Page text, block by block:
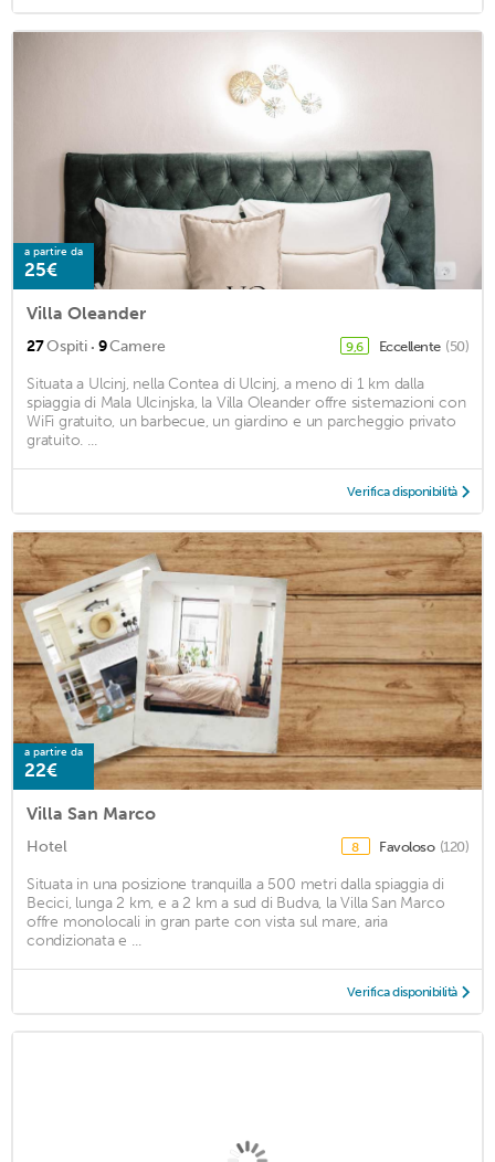
a partire da
25€
Villa Oleander
27Ospiti · 9Camere 9,6 Eccellente (50)
Situata a Ulcinj, nella Contea di Ulcinj, a meno di 1 km dalla
spiaggia di Mala Ulcinjska, la Villa Oleander offre sistemazioni con
WiFi gratuito, un barbecue, un giardino e un parcheggio privato
gratuito. ...
Verifica disponibilità
a partire da
22€
Villa San Marco
Hotel 8 Favoloso (120)
Situata in una posizione tranquilla a 500 metri dalla spiaggia di
Becici, lunga 2 km, e a 2 km a sud di Budva, la Villa San Marco
offre monolocali in gran parte con vista sul mare, aria
condizionata e ...
Verifica disponibilità